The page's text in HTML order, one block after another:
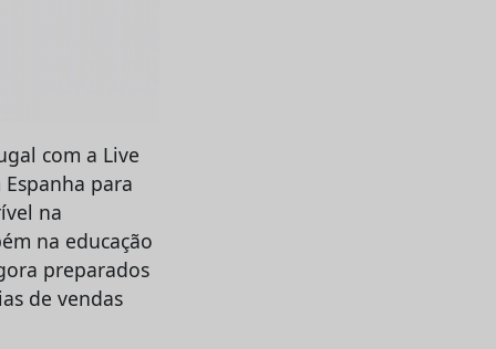
com a Live
para
na
na educação
preparados
de vendas